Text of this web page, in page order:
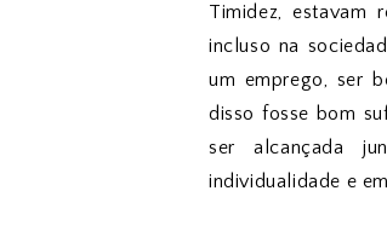
Timidez, estavam
incluso na
um emprego, ser
disso fosse bom
ser alcançada
individualidade e